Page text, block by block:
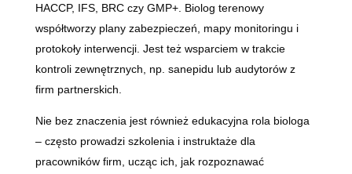
HACCP, IFS, BRC czy GMP+. Biolog terenowy
współtworzy plany zabezpieczeń, mapy monitoringu i
protokoły interwencji. Jest też wsparciem w trakcie
kontroli zewnętrznych, np. sanepidu lub audytorów z
firm partnerskich.
Nie bez znaczenia jest również edukacyjna rola biologa
– często prowadzi szkolenia i instruktaże dla
pracowników firm, ucząc ich, jak rozpoznawać